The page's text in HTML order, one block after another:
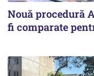
Nouă procedură
fi comparate